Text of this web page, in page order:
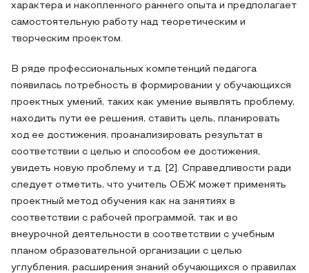
характера и накопленного раннего опыта и предполагает
самостоятельную работу над теоретическим и
творческим проектом.
В ряде профессиональных компетенций педагога
появилась потребность в формировании у обучающихся
проектных умений, таких как умение выявлять проблему,
находить пути ее решения, ставить цель, планировать
ход ее достижения, проанализировать результат в
соответствии с целью и способом ее достижения,
увидеть новую проблему и т.д. [2]. Справедливости ради
следует отметить, что учитель ОБЖ может применять
проектный метод обучения как на занятиях в
соответствии с рабочей программой, так и во
внеурочной деятельности в соответствии с учебным
планом образовательной организации с целью
углубления, расширения знаний обучающихся о правилах